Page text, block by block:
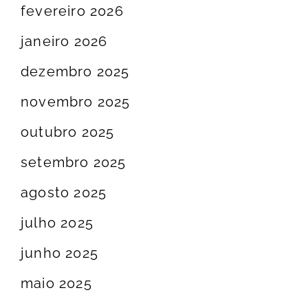
fevereiro 2026
janeiro 2026
dezembro 2025
novembro 2025
outubro 2025
setembro 2025
agosto 2025
julho 2025
junho 2025
maio 2025